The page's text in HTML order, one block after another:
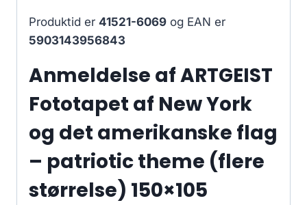
Produktid er 41521-6069 og EAN er
5903143956843
Anmeldelse af ARTGEIST
Fototapet af New York
og det amerikanske flag
– patriotic theme (flere
størrelse) 150×105